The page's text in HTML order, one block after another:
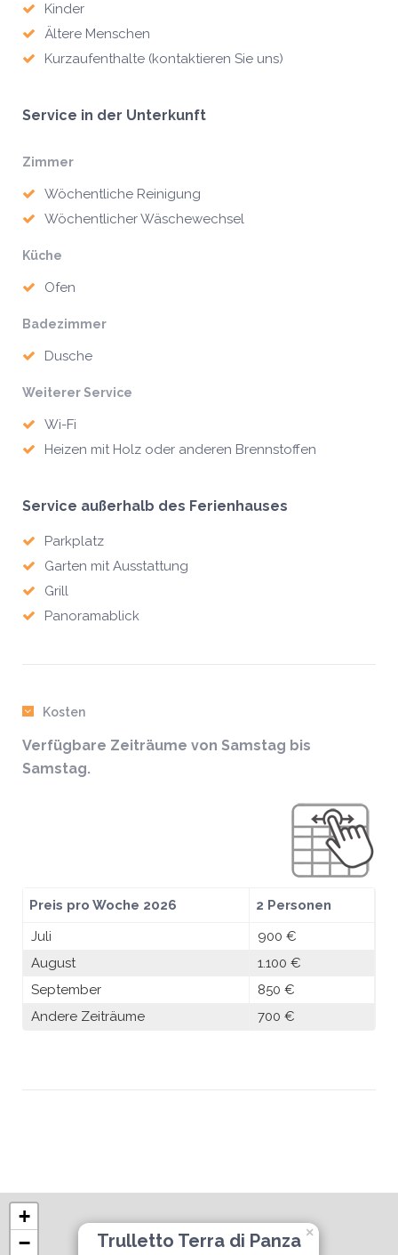
Kinder
Ältere Menschen
Kurzaufenthalte (kontaktieren Sie uns)
Service in der Unterkunft
Zimmer
Wöchentliche Reinigung
Wöchentlicher Wäschewechsel
Küche
Ofen
Badezimmer
Dusche
Weiterer Service
Wi-Fi
Heizen mit Holz oder anderen Brennstoffen
Service außerhalb des Ferienhauses
Parkplatz
Garten mit Ausstattung
Grill
Panoramablick
Kosten
Verfügbare Zeiträume von Samstag bis
Samstag.
Preis pro Woche 2026
2 Personen
Juli
900 €
August
1.100 €
September
850 €
Andere Zeiträume
700 €
Trulletto Terra di Panza ×
+
−